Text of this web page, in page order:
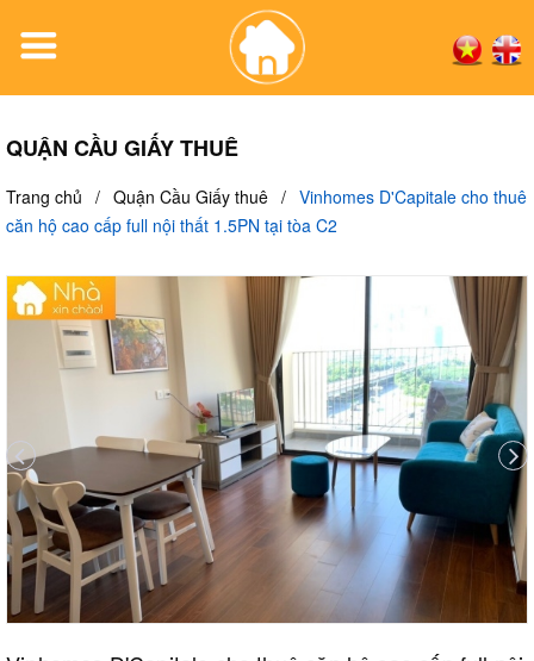
QUẬN CẦU GIẤY THUÊ
Trang chủ / Quận Cầu Giấy thuê / Vinhomes D'Capitale cho thuê
căn hộ cao cấp full nội thất 1.5PN tại tòa C2